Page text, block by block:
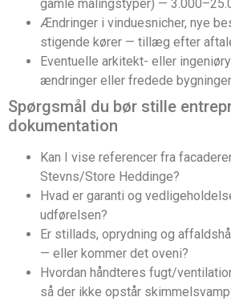
gamle malingstyper) —
Ændringer i vinduesnicher, nye
stigende kører — tillæg efter
Eventuelle arkitekt- eller
ændringer eller fredede
Spørgsmål du bør stille
dokumentation
Kan I vise referencer fra
Stevns/Store Heddinge?
Hvad er garanti og
udførelsen?
Er stillads, oprydning og
— eller kommer det oveni?
Hvordan håndteres fugt/
så der ikke opstår